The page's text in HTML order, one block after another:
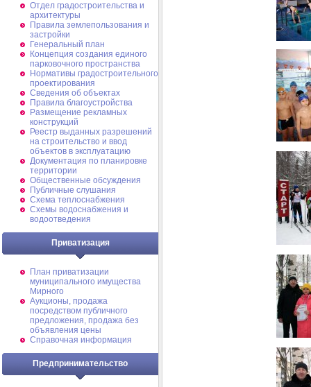
Отдел градостроительства и
архитектуры
Правила землепользования и
застройки
Генеральный план
Концепция создания единого
парковочного пространства
Нормативы градостроительного
проектирования
Сведения об объектах
Правила благоустройства
Размещение рекламных
конструкций
Реестр выданных разрешений
на строительство и ввод
объектов в эксплуатацию
Документация по планировке
территории
Общественные обсуждения
Публичные слушания
Схема теплоснабжения
Схемы водоснабжения и
водоотведения
Приватизация
План приватизации
муниципального имущества
Мирного
Аукционы, продажа
посредством публичного
предложения, продажа без
объявления цены
Справочная информация
Предпринимательство